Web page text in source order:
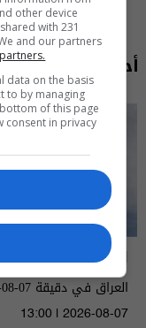
أحدث الحلقات
العراق في دقيقة
العراق في دقيقة 07-08-2026 | 2026
13:00 | 2026-08-07
other device
with 231
and our partners
data on the basis
to by managing
of this page
consent in privacy